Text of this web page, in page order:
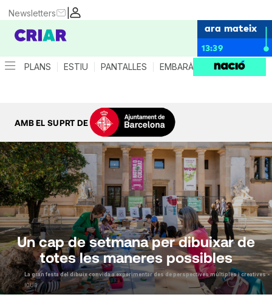
|
Newsletters
ara mateix
13:39
PLANS ESTIU PANTALLES EMBARÀS CRIANÇA
AMB EL SUPRT DE
La gran festa del dibuix convida a experimentar des de perspectives múltiples i creatives -
ICUB
Un cap de setmana per dibuixar de
totes les maneres possibles